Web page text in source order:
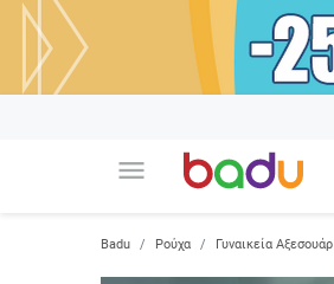
menu
Badu Ρούχα Γυναικεία Αξεσουάρ